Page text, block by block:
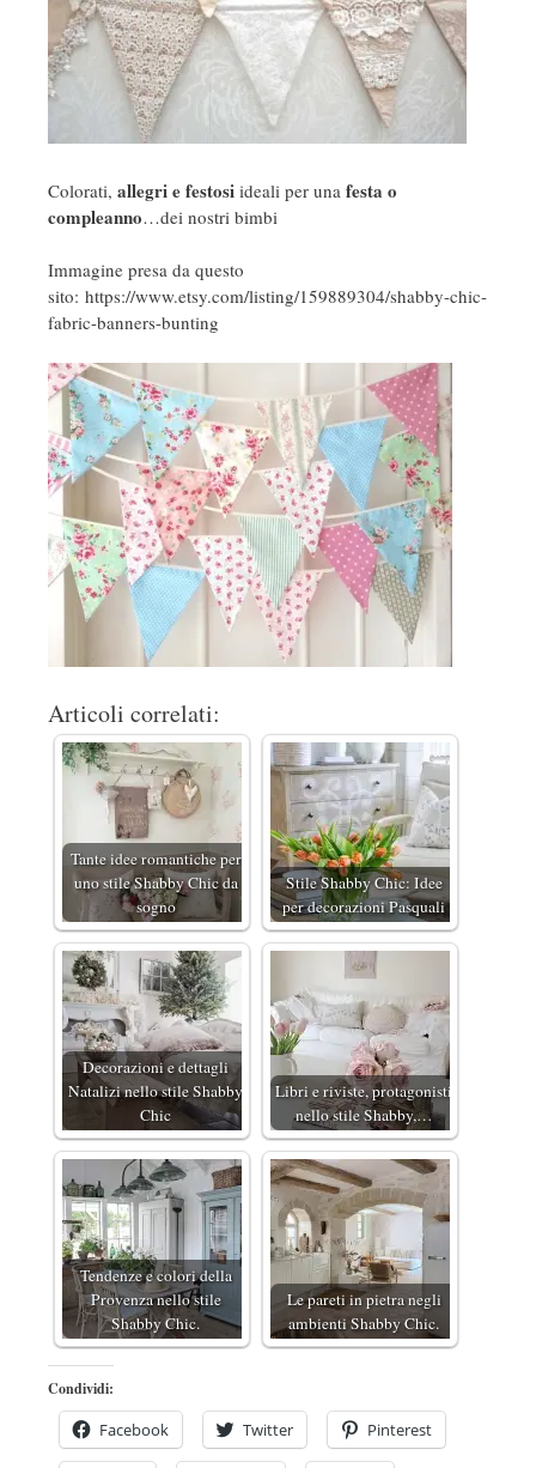
Colorati, allegri e festosi ideali per una festa o
compleanno…dei nostri bimbi
Immagine presa da questo
sito: https://www.etsy.com/listing/159889304/shabby-chic-
fabric-banners-bunting
Articoli correlati:
Tante idee romantiche per
uno stile Shabby Chic da
sogno
Stile Shabby Chic: Idee
per decorazioni Pasquali
Decorazioni e dettagli
Natalizi nello stile Shabby
Chic
Libri e riviste, protagonisti
nello stile Shabby,…
Tendenze e colori della
Provenza nello stile
Shabby Chic.
Le pareti in pietra negli
ambienti Shabby Chic.
Condividi:
Facebook Twitter Pinterest